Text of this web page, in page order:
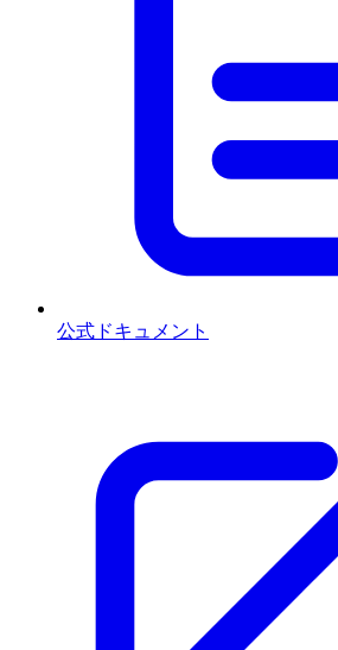
公式ドキュメント